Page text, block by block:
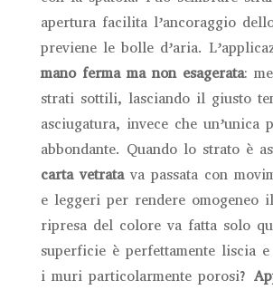
apertura facilita l’ancoraggio
previene le bolle d’aria.
mano ferma ma non esagerata:
strati sottili, lasciando il giusto
asciugatura, invece che un’unica
abbondante. Quando lo strato è
carta vetratava passata con
e leggeri per rendere omogeneo
ripresa del colore va fatta solo
superficie è perfettamente liscia
i muri particolarmente porosi?